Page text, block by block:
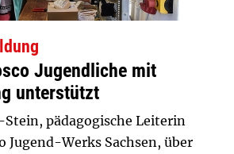
Jugendliche mit
unterstützt
pädagogische Leiterin
Jugend-Werks Sachsen, über